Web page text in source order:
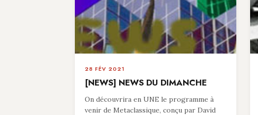
28 FÉV 2021
[NEWS] NEWS DU DIMANCHE
On découvrira en UNE le programme à
venir de Metaclassique, conçu par David